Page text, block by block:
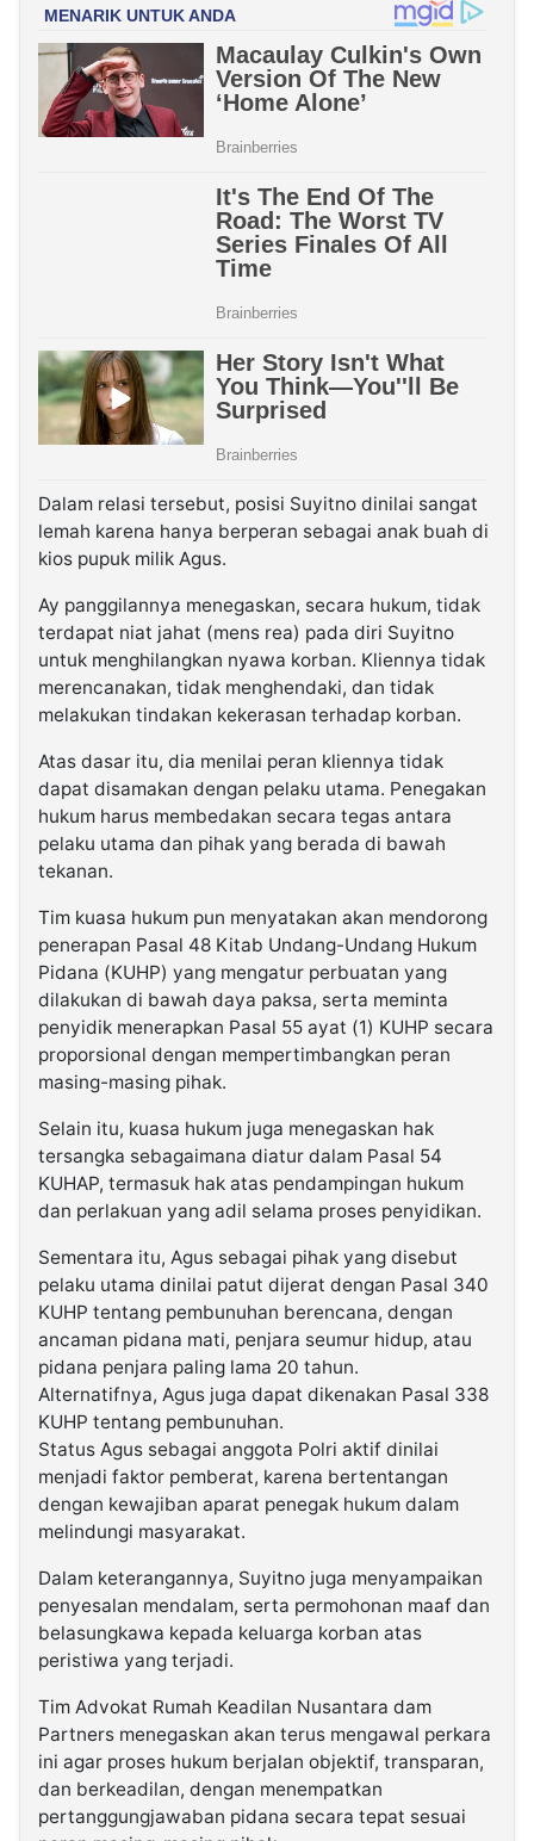
Dalam relasi tersebut, posisi Suyitno dinilai sangat
lemah karena hanya berperan sebagai anak buah di
kios pupuk milik Agus.
Ay panggilannya menegaskan, secara hukum, tidak
terdapat niat jahat (mens rea) pada diri Suyitno
untuk menghilangkan nyawa korban. Kliennya tidak
merencanakan, tidak menghendaki, dan tidak
melakukan tindakan kekerasan terhadap korban.
Atas dasar itu, dia menilai peran kliennya tidak
dapat disamakan dengan pelaku utama. Penegakan
hukum harus membedakan secara tegas antara
pelaku utama dan pihak yang berada di bawah
tekanan.
Tim kuasa hukum pun menyatakan akan mendorong
penerapan Pasal 48 Kitab Undang-Undang Hukum
Pidana (KUHP) yang mengatur perbuatan yang
dilakukan di bawah daya paksa, serta meminta
penyidik menerapkan Pasal 55 ayat (1) KUHP secara
proporsional dengan mempertimbangkan peran
masing-masing pihak.
Selain itu, kuasa hukum juga menegaskan hak
tersangka sebagaimana diatur dalam Pasal 54
KUHAP, termasuk hak atas pendampingan hukum
dan perlakuan yang adil selama proses penyidikan.
Sementara itu, Agus sebagai pihak yang disebut
pelaku utama dinilai patut dijerat dengan Pasal 340
KUHP tentang pembunuhan berencana, dengan
ancaman pidana mati, penjara seumur hidup, atau
pidana penjara paling lama 20 tahun.
Alternatifnya, Agus juga dapat dikenakan Pasal 338
KUHP tentang pembunuhan.
Status Agus sebagai anggota Polri aktif dinilai
menjadi faktor pemberat, karena bertentangan
dengan kewajiban aparat penegak hukum dalam
melindungi masyarakat.
Dalam keterangannya, Suyitno juga menyampaikan
penyesalan mendalam, serta permohonan maaf dan
belasungkawa kepada keluarga korban atas
peristiwa yang terjadi.
Tim Advokat Rumah Keadilan Nusantara dam
Partners menegaskan akan terus mengawal perkara
ini agar proses hukum berjalan objektif, transparan,
dan berkeadilan, dengan menempatkan
pertanggungjawaban pidana secara tepat sesuai